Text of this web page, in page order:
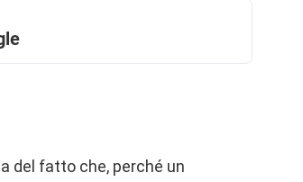
del fatto che, perché un